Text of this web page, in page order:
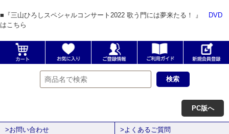
■『三山ひろしスペシャルコンサート2022 歌う門には夢来たる！ 』
DVD
はこちら
PC版へ
>お問い合わせ
>よくあるご質問